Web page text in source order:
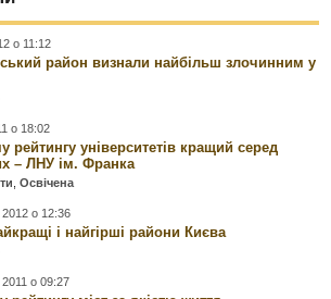
о 11:12
район визнали найбільш злочинним у
о 18:02
рейтингу університетів кращий серед
– ЛНУ ім. Франка
,Освічена
о 12:36
і найгірші райони Києва
о 09:27